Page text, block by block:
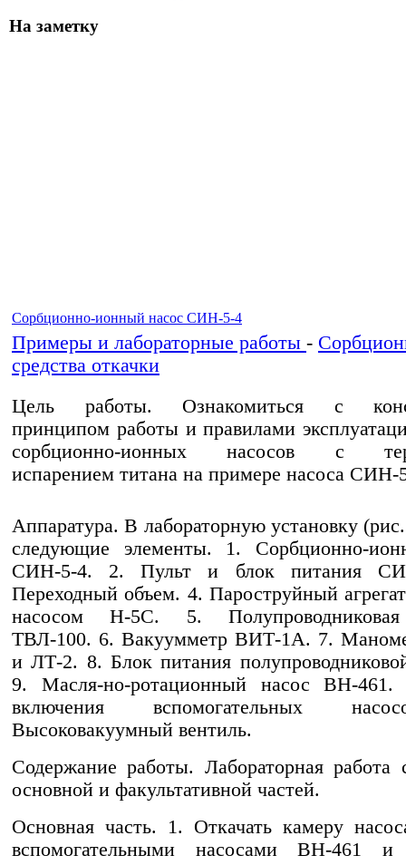
На заметку
Сорбционно-ионный насос СИН-5-4
Примеры и лабораторные работы -
средства откачки
Цель работы. Ознакомиться с
принципом работы и правилами
сорбционно-ионных насосов с
испарением титана на примере насоса СИН-
Аппаратура. В лабораторную установку
следующие элементы. 1. Сорбционно-
СИН-5-4. 2. Пульт и блок питания
Переходный объем. 4. Пароструйный
насосом Н-5С. 5.
ТВЛ-100. 6. Вакуумметр ВИТ-1А. 7.
и ЛТ-2. 8. Блок питания
9. Масля-но-ротационный насос ВН-461.
включения вспомогательных
Высоковакуумный вентиль.
Содержание работы. Лабораторная работа
основной и факультативной частей.
Основная часть. 1. Откачать камеру
вспомогательными насосами ВН-461